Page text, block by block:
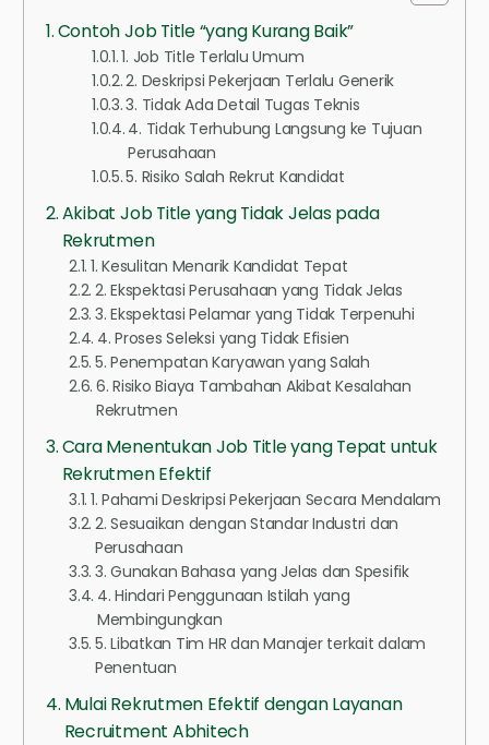
Contoh Job Title “yang Kurang Baik”
1. Job Title Terlalu Umum
2. Deskripsi Pekerjaan Terlalu Generik
3. Tidak Ada Detail Tugas Teknis
4. Tidak Terhubung Langsung ke Tujuan
Perusahaan
5. Risiko Salah Rekrut Kandidat
Akibat Job Title yang Tidak Jelas pada
Rekrutmen
1. Kesulitan Menarik Kandidat Tepat
2. Ekspektasi Perusahaan yang Tidak Jelas
3. Ekspektasi Pelamar yang Tidak Terpenuhi
4. Proses Seleksi yang Tidak Efisien
5. Penempatan Karyawan yang Salah
6. Risiko Biaya Tambahan Akibat Kesalahan
Rekrutmen
Cara Menentukan Job Title yang Tepat untuk
Rekrutmen Efektif
1. Pahami Deskripsi Pekerjaan Secara Mendalam
2. Sesuaikan dengan Standar Industri dan
Perusahaan
3. Gunakan Bahasa yang Jelas dan Spesifik
4. Hindari Penggunaan Istilah yang
Membingungkan
5. Libatkan Tim HR dan Manajer terkait dalam
Penentuan
Mulai Rekrutmen Efektif dengan Layanan
Recruitment Abhitech